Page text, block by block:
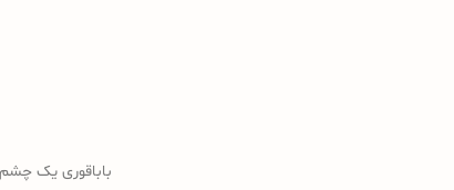
باباقوری یک چشم